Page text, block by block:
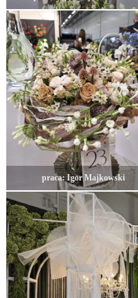
praca: Igor Majkowski